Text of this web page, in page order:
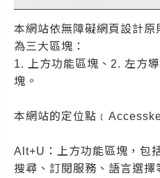
本網站依無障礙網頁設計
為三大區塊：
1. 上方功能區塊、2. 左方
塊。
本網站的定位點
Alt+U：上方功能區塊，包
搜尋、訂閱服務、語言選擇